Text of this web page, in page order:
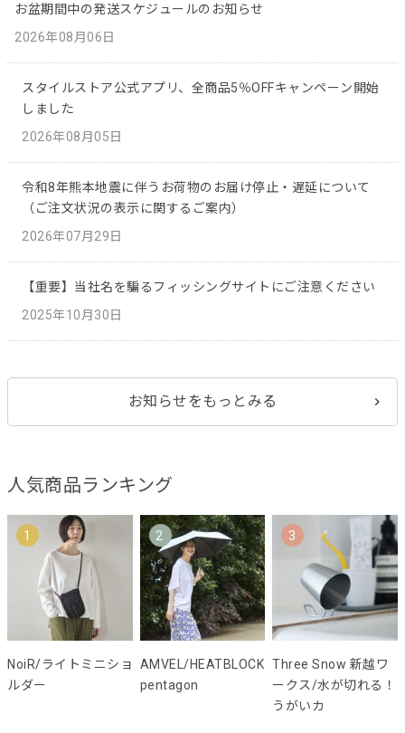
お盆期間中の発送スケジュールのお知らせ
2026年08月06日
スタイルストア公式アプリ、全商品5％OFFキャンペーン開始
しました
2026年08月05日
令和8年熊本地震に伴うお荷物のお届け停止・遅延について
（ご注文状況の表示に関するご案内）
2026年07月29日
【重要】当社名を騙るフィッシングサイトにご注意ください
2025年10月30日
お知らせをもっとみる
人気商品ランキング
1
NoiR/ライトミニショ
ルダー
2
AMVEL/HEATBLOCK
pentagon
3
Three Snow 新越ワ
ークス/水が切れる！
うがいカ